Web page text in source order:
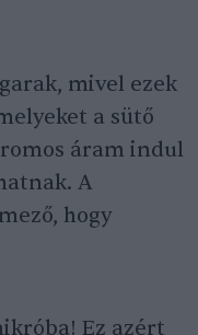
mivel ezek
a sütő
áram indul
A
hogy
Ez azért